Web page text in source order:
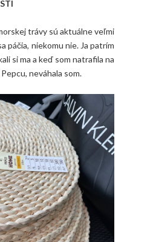
trávy sú aktuálne veľmi
páčia, niekomu nie. Ja patrím
si ma a keď som natrafila na
neváhala som.